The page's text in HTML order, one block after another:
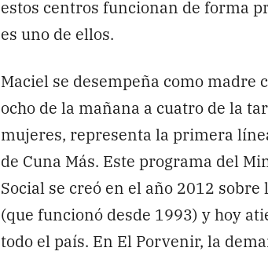
estos centros funcionan de forma
es uno de ellos.
Maciel se desempeña como madre
ocho de la mañana a cuatro de la
mujeres, representa la primera
de Cuna Más. Este programa del
Social se creó en el año 2012
(que funcionó desde 1993) y hoy
todo el país. En El Porvenir, la